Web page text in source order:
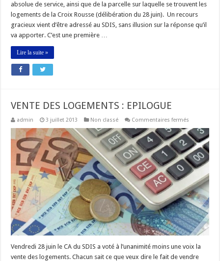
absolue de service, ainsi que de la parcelle sur laquelle se trouvent les
logements de la Croix Rousse (délibération du 28 juin). Un recours
gracieux vient d’être adressé au SDIS, sans illusion sur la réponse qu’il
va apporter. C’est une première …
Lire la suite »
VENTE DES LOGEMENTS : EPILOGUE
admin 3 juillet 2013 Non classé Commentaires fermés
DES
LOGEMENTS
:
EPILOGUE
Vendredi 28 juin le CA du SDIS a voté à l’unanimité moins une voix la
vente des logements. Chacun sait ce que veux dire le fait de vendre